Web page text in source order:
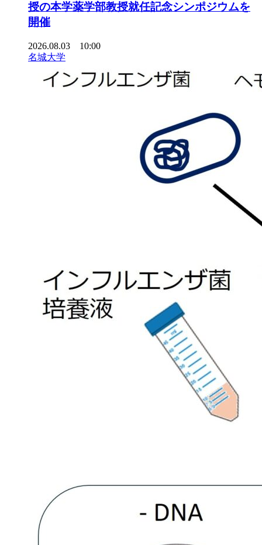
授の本学薬学部教授就任記念シンポジウムを
開催
2026.08.03 10:00
名城大学